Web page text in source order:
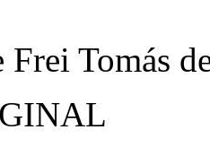
Frei Tomás